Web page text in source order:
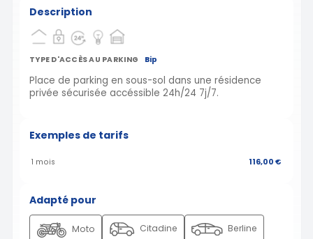
Description
TYPE D'ACCÈS AU PARKING Bip
Place de parking en sous-sol dans une résidence
privée sécurisée accéssible 24h/24 7j/7.
Exemples de tarifs
1 mois 116,00 €
Adapté pour
Moto Citadine Berline